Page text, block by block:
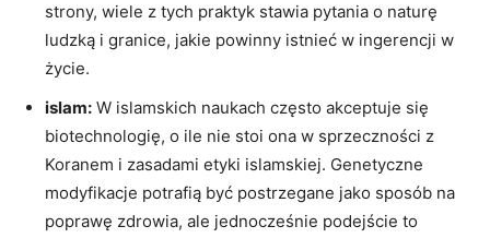
strony, wiele z tych praktyk stawia pytania o naturę
ludzką i granice, jakie powinny istnieć w ingerencji w
życie.
islam: W islamskich naukach często akceptuje się
biotechnologię, o ile nie stoi ona w sprzeczności z
Koranem i zasadami etyki islamskiej. Genetyczne
modyfikacje potrafią być postrzegane jako sposób na
poprawę zdrowia, ale jednocześnie podejście to